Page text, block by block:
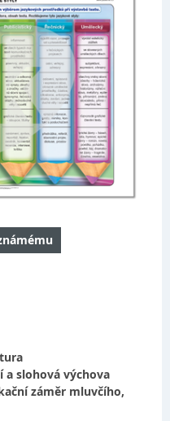
a slohová výchova
záměr mluvčího,